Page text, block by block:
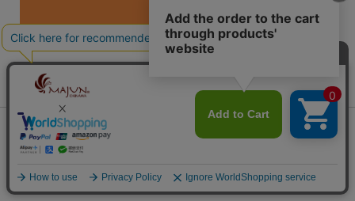
ペア商品
MAJUN Eternal
（エターナル）
MAJUN Grasis
（グレイシス）
MAJUN Various
MAJUN OKINAWA
OCEAN BLUE
会員は539ポイント付与！
¥10,780税込